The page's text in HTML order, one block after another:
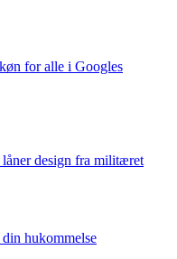
for alle i Googles
design fra militæret
hukommelse